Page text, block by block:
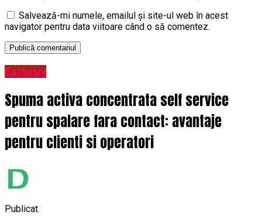
Salvează-mi numele, emailul și site-ul web în acest
navigator pentru data viitoare când o să comentez.
Exclusiv
Spuma activa concentrata self service
pentru spalare fara contact: avantaje
pentru clienti si operatori
Publicat